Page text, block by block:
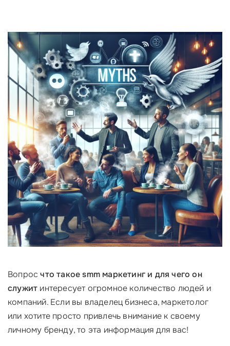
Вопросчто такое smm маркетинг и для чего он
служит интересует огромное количество людей и
компаний. Если вы владелец бизнеса, маркетолог
или хотите просто привлечь внимание к своему
личному бренду, то эта информация для вас!